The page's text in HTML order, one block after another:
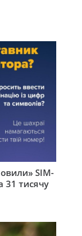
SIM-
31 тисячу